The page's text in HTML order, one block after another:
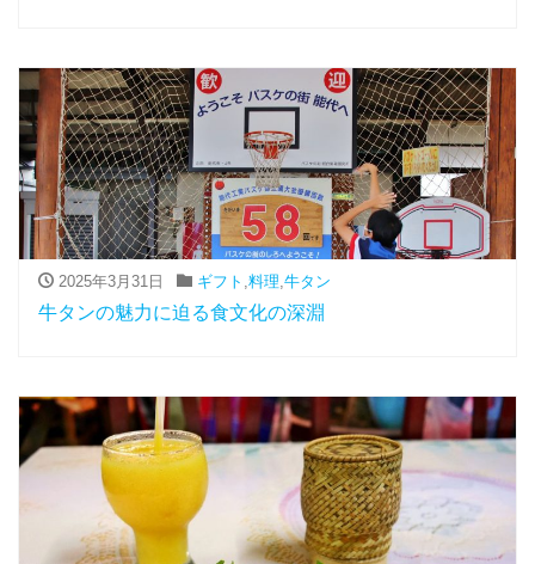
2025年3月31日 ギフト 料理 牛タン
牛タンの魅力に迫る食文化の深淵